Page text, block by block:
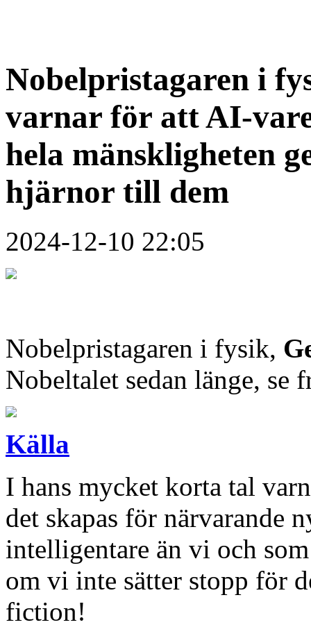
Nobelpristagaren i
varnar för att AI-
hela mänskligheten
hjärnor till dem
2024-12-10 22:05
Nobelpristagaren i fysik,
Nobeltalet sedan länge, se
Källa
I hans mycket korta tal
det skapas för närvarande
intelligentare än vi och
om vi inte sätter stopp för
fiction!